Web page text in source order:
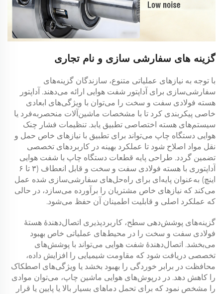
گزینه های سفارشی سازی و نام تجاری
با توجه به نیازهای عملیاتی متنوع، سازندگان گزینه‌های
سفارشی‌سازی برای آداپتور شفت هوایی ارائه می‌دهند. آداپتور
هسته فولادی سفت و سخت را می‌توان با ویژگی‌های ابعادی
خاصی پیکربندی کرد تا با مشخصات ماشین‌آلات منحصر‌به‌فرد یا
سیستم‌های هسته اختصاصی تطبیق یابد. تنظیمات فشار چنک
هوایی دستگاه چاپ می‌تواند برای تطبیق با نیازهای خاص حمل و
نقل مواد اصلاح شود تا عملکرد بهینه در کاربردهای تخصصی
تضمین گردد. طراحی پایه قطعات دستگاه چاپ با شفت هوایی
آداپتوری با هسته فولادی سفت و سخت و قابل انعطاف (۳ تا ۶
اینچ) به‌عنوان پایه‌ای برای راه‌حل‌های سفارشی‌سازی شده عمل
می‌کند که نیازهای خاص مشتریان را برآورده می‌سازد، در حالی
که عملکرد اصلی و قابلیت اطمینان آن حفظ می‌شود.
گزینه‌های پوشش‌دهی سطح، کاربردپذیری اتصال‌دهندهٔ هستهٔ
فولادی سفت و سخت را در محیط‌های عملیاتی خاص بهبود
می‌بخشد. اتصال‌دهندهٔ شفت هوایی می‌تواند با پوشش‌های
تخصصی دریافت شود که مقاومت شیمیایی را افزایش داده،
محافظت در برابر خوردگی را بهبود بخشد یا ویژگی‌های اصطکاک
را کاهش دهد. در درپوش‌های هوایی ماشین چاپ، می‌توان موادی
را مشخص نمود که برای تحمل دماهای بسیار بالا یا پایین یا قرار